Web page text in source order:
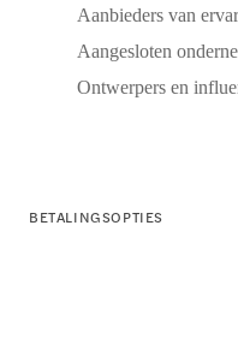
Aanbieders van
Aangesloten
Ontwerpers en
BETALINGSOPTIES